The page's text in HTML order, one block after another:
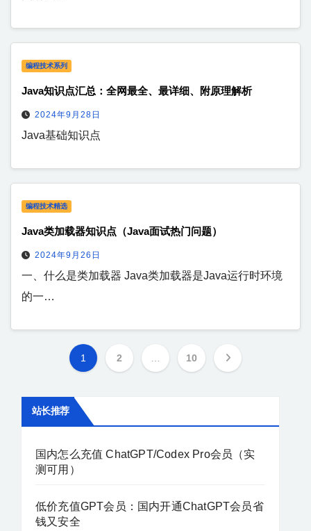
编程技术系列
Java知识点汇总：全网最全、最详细、附原理解析
2024年9月28日
Java基础知识点
编程技术精选
Java类加载器知识点（Java面试热门问题）
2024年9月26日
一、什么是类加载器 Java类加载器是Java运行时环境
的一…
1 2 10
站长推荐
国内怎么充值 ChatGPT/Codex Pro会员（实
测可用）
低价充值GPT会员：国内开通ChatGPT会员省
钱又安全